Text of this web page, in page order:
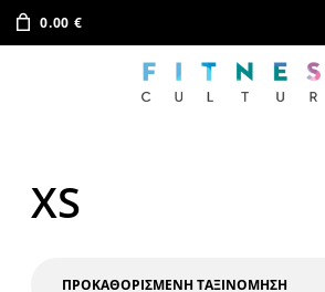
0.00 €
XS